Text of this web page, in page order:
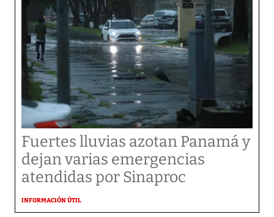
Fuertes lluvias azotan Panamá y
dejan varias emergencias
atendidas por Sinaproc
INFORMACIÓN ÚTIL